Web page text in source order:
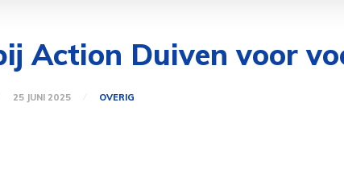
Action Duiven voor
25 JUNI 2025 OVERIG